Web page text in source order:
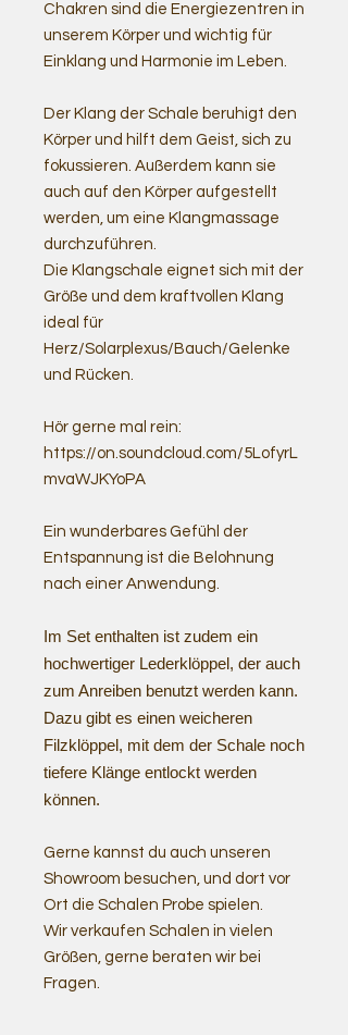
Chakren sind die Energiezentren in
unserem Körper und wichtig für
Einklang und Harmonie im Leben.
Der Klang der Schale beruhigt den
Körper und hilft dem Geist, sich zu
fokussieren. Außerdem kann sie
auch auf den Körper aufgestellt
werden, um eine Klangmassage
durchzuführen.
Die Klangschale eignet sich mit der
Größe und dem kraftvollen Klang
ideal für
Herz/Solarplexus/Bauch/Gelenke
und Rücken.
Hör gerne mal rein:
https://on.soundcloud.com/5LofyrL
mvaWJKYoPA
Ein wunderbares Gefühl der
Entspannung ist die Belohnung
nach einer Anwendung.
Im Set enthalten ist zudem ein
hochwertiger Lederklöppel, der auch
zum Anreiben benutzt werden kann.
Dazu gibt es einen weicheren
Filzklöppel, mit dem der Schale noch
tiefere Klänge entlockt werden
können.
Gerne kannst du auch unseren
Showroom besuchen, und dort vor
Ort die Schalen Probe spielen.
Wir verkaufen Schalen in vielen
Größen, gerne beraten wir bei
Fragen.